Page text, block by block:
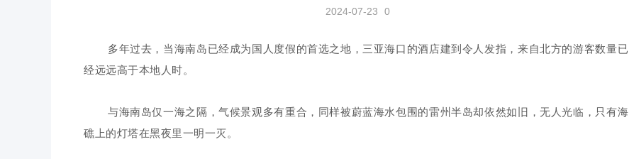
2024-07-23 0
多年过去，当海南岛已经成为国人度假的首选之地，三亚海口的酒店建到令人发指，来自北方的游客数量已
经远远高于本地人时。
与海南岛仅一海之隔，气候景观多有重合，同样被蔚蓝海水包围的雷州半岛却依然如旧，无人光临，只有海
礁上的灯塔在黑夜里一明一灭。